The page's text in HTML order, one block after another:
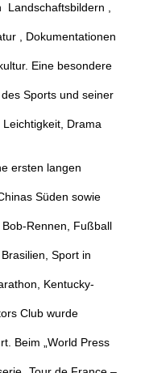
Landschaftsbildern ,
, Dokumentationen
Eine besondere
Sports und seiner
Drama
ersten langen
Süden sowie
Rennen, Fußball
Sport in
Kentucky-
Club wurde
Beim „World Press